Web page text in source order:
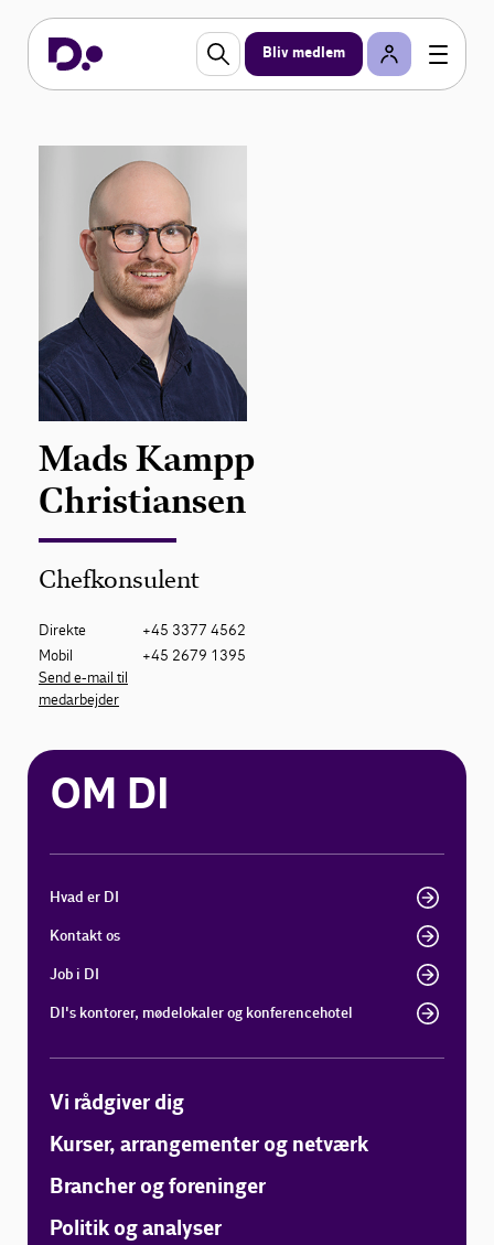
Bliv medlem
Mads Kampp
Christiansen
Chefkonsulent
Direkte
+45 3377 4562
Mobil
+45 2679 1395
Send e-mail til
medarbejder
OM DI
Hvad er DI
Kontakt os
Job i DI
DI's kontorer, mødelokaler og konferencehotel
Vi rådgiver dig
Kurser, arrangementer og netværk
Brancher og foreninger
Politik og analyser